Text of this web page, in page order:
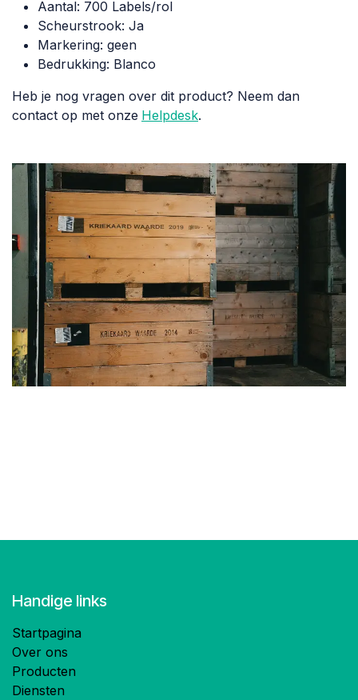
Aantal: 700 Labels/rol
Scheurstrook: Ja
Markering: geen
Bedrukking: Blanco
Heb je nog vragen over dit product? Neem dan
contact op met onze Helpdesk.
Handige links
Startpagina
Over ons
Producten
Diensten